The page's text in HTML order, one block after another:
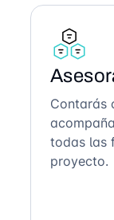
Contarás
todas las
proyecto.